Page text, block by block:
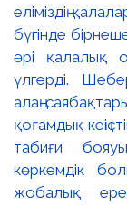
еліміздің
бүгінде
әрі қалалық
үлгерді.
алаң-
қоғамдық
табиғи
көркемдік
жобалық